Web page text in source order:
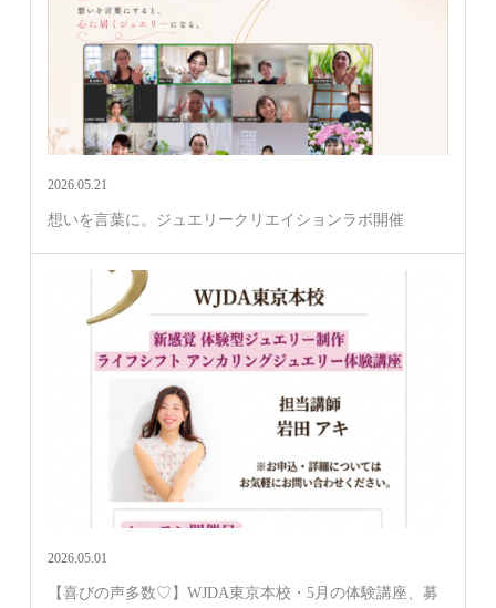
2026.05.21
想いを言葉に。ジュエリークリエイションラボ開催
2026.05.01
【喜びの声多数♡】WJDA東京本校・5月の体験講座、募